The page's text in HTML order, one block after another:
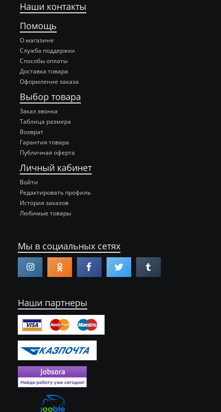
Наши контакты
Помощь
О магазине
Служба поддержки
Способы оплаты
Доставка товара
Оформление заказа
Выбор товара
Заказ звонка
Таблица размера
Возврат
Гарантия товара
Публичная оферта
Личный кабинет
Войти
Редактировать профиль
История заказов
Любимые товары
Мы в социальных сетях
Наши партнеры